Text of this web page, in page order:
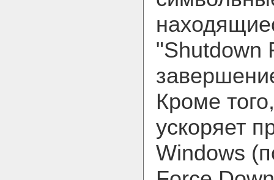
"Shutdown
Кроме
ускоряет
Windows